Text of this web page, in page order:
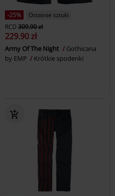
-25%
Ostatnie sztuki
RCD 309.90 zł
229.90 zł
Army Of The Night
Gothicana
by EMP
Krótkie spodenki